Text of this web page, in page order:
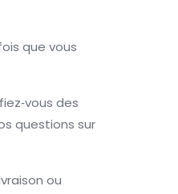
que vous
des
questions sur
ou